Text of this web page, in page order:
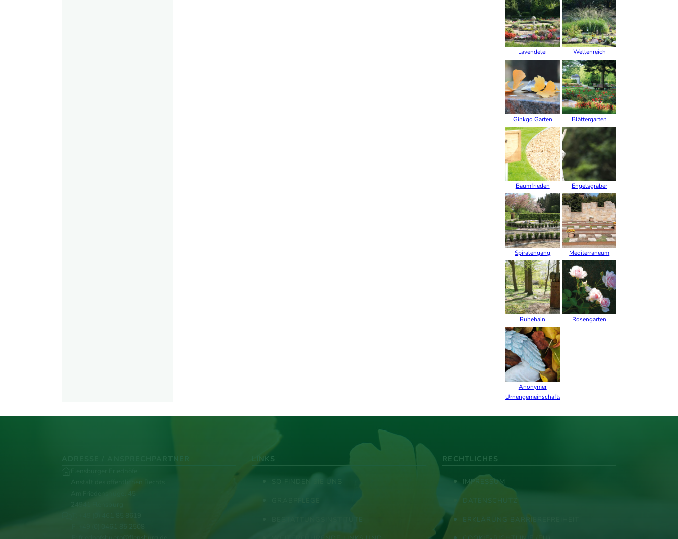
Lavendelei Wellenreich
Ginkgo Garten Blättergarten
Baumfrieden Engelsgräber
Spiralengang Mediterraneum
Ruhehain Rosengarten
Anonymer
Urnengemeinschaftshain
ADRESSE / ANSPRECHPARTNER
Anstalt des öffentlichen Rechts
Am Friedenshügel 45
+49 (0) 461 85 8619
F: +49 (0) 0461 85 2508
LINKS
SO FINDEN SIE UNS
BESTATTUNGSINSTITUTE
RECHTLICHES
IMPRESSUM
DATENSCHUTZ
ERKLÄRUNG BARRIEREFREIHEIT